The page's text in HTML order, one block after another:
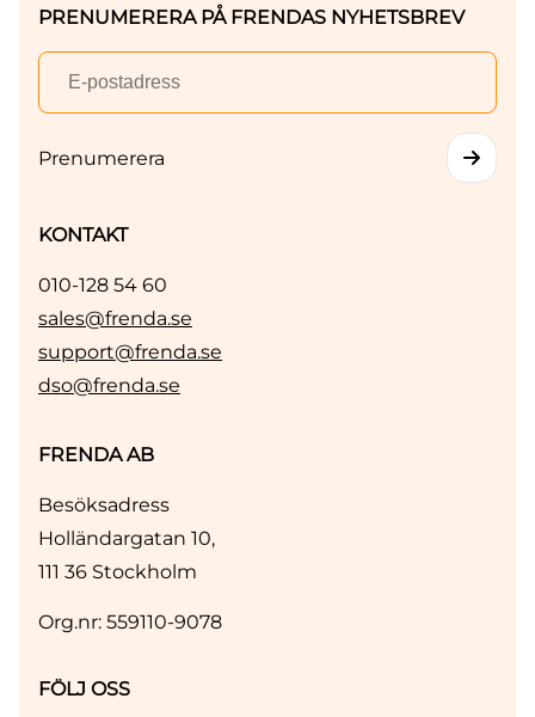
PRENUMERERA PÅ FRENDAS NYHETSBREV
Prenumerera
KONTAKT
010-128 54 60
sales@frenda.se
support@frenda.se
dso@frenda.se
FRENDA AB
Besöksadress
Holländargatan 10,
111 36 Stockholm
Org.nr: 559110-9078
FÖLJ OSS